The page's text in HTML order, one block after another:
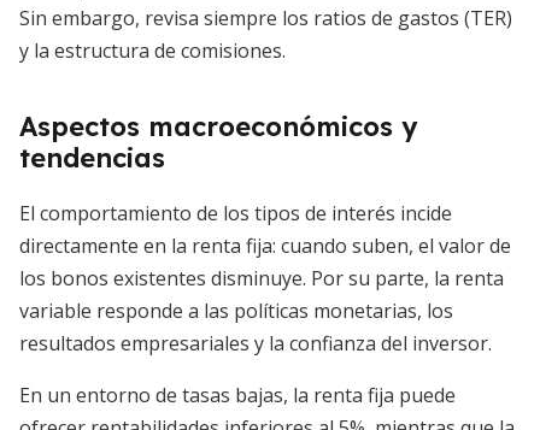
Sin embargo, revisa siempre los ratios de gastos (TER)
y la estructura de comisiones.
Aspectos macroeconómicos y
tendencias
El comportamiento de los tipos de interés incide
directamente en la renta fija: cuando suben, el valor de
los bonos existentes disminuye. Por su parte, la renta
variable responde a las políticas monetarias, los
resultados empresariales y la confianza del inversor.
En un entorno de tasas bajas, la renta fija puede